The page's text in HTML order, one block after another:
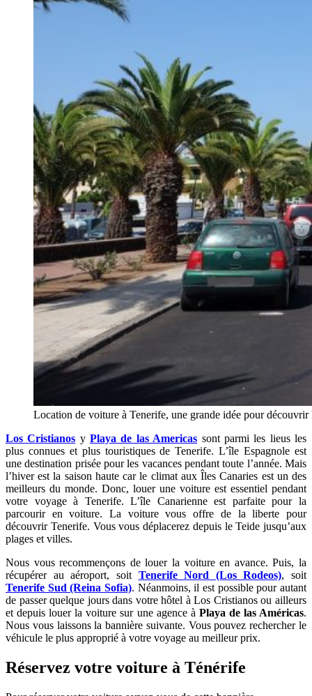
Location de voiture à Tenerife, une grande idée pour découvrir
Los Cristianos yPlaya de las Americas sont parmi les lieus les
plus connues et plus touristiques de Tenerife. L’île Espagnole est
une destination prisée pour les vacances pendant toute l’année. Mais
l’hiver est la saison haute car le climat aux Îles Canaries est un des
meilleurs du monde. Donc, louer une voiture est essentiel pendant
votre voyage à Tenerife. L’île Canarienne est parfaite pour la
parcourir en voiture. La voiture vous offre de la liberte pour
découvrir Tenerife. Vous vous déplacerez depuis le Teide jusqu’aux
plages et villes.
Nous vous recommençons de louer la voiture en avance. Puis, la
récupérer au aéroport, soit Tenerife Nord (Los Rodeos), soit
Tenerife Sud (Reina Sofia). Néanmoins, il est possible pour autant
de passer quelque jours dans votre hôtel à Los Cristianos ou ailleurs
et depuis louer la voiture sur une agence à Playa de las Américas.
Nous vous laissons la bannière suivante. Vous pouvez rechercher le
véhicule le plus approprié à votre voyage au meilleur prix.
Réservez votre voiture à Ténérife